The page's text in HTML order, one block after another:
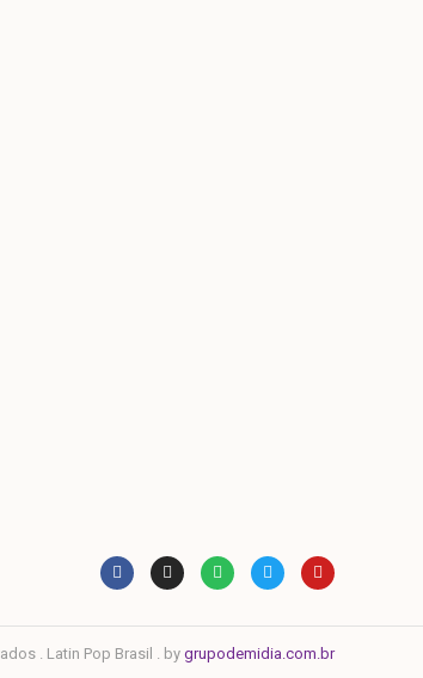
. Latin Pop Brasil . by grupodemidia.com.br